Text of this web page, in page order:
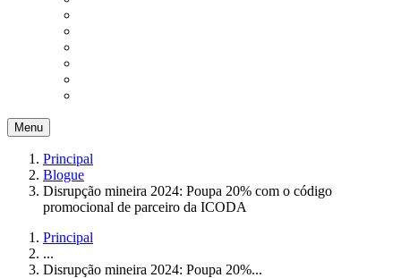
Menu
Principal
Blogue
Disrupção mineira 2024: Poupa 20% com o código
promocional de parceiro da ICODA
Principal
...
Disrupção mineira 2024: Poupa 20%...